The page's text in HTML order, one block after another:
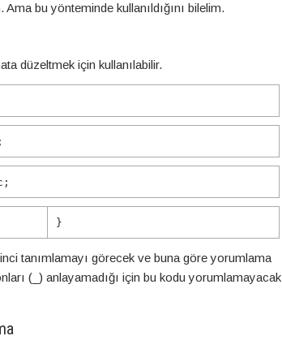
bu yönteminde kullanıldığını bilelim.
düzeltmek için kullanılabilir.
;
;
}
tanımlamayı görecek ve buna göre yorumlama
(_) anlayamadığı için bu kodu yorumlamayacak